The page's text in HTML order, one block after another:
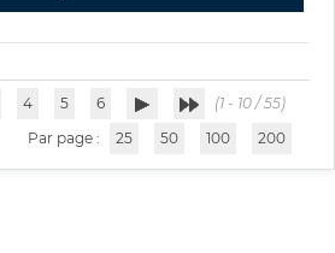
4 5 6
(1 - 10 / 55)
Par page :
25 50 100 200